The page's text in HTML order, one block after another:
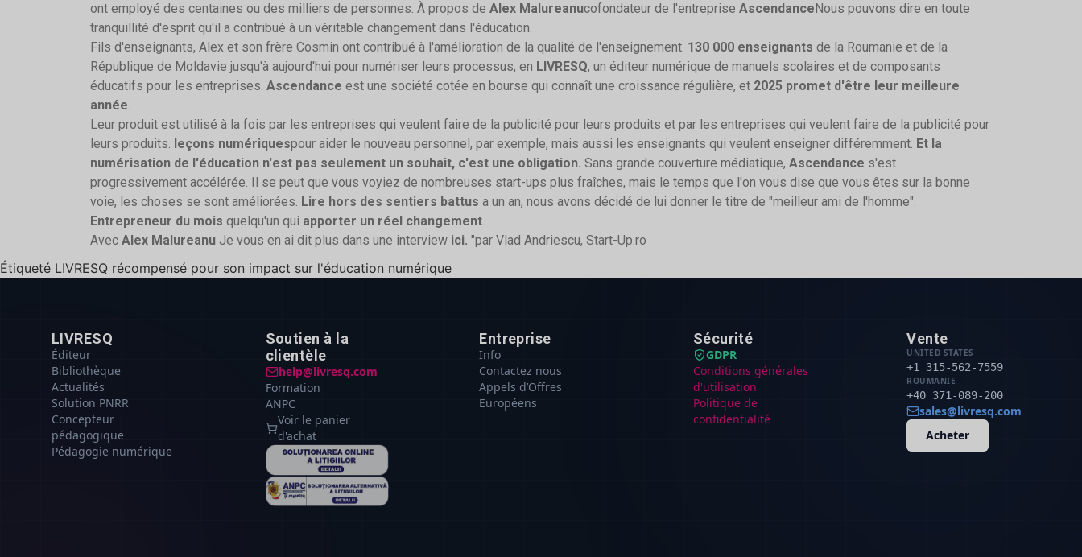
ont employé des centaines ou des milliers de personnes. À propos de Alex Malureanucofondateur de l'entreprise Ascendance Nous pouvons dire en toute
tranquillité d'esprit qu'il a contribué à un véritable changement dans l'éducation.
Fils d'enseignants, Alex et son frère Cosmin ont contribué à l'amélioration de la qualité de l'enseignement. 130 000 enseignants de la Roumanie et de la
République de Moldavie jusqu'à aujourd'hui pour numériser leurs processus, en LIVRESQ, un éditeur numérique de manuels scolaires et de composants
éducatifs pour les entreprises. Ascendance est une société cotée en bourse qui connaît une croissance régulière, et 2025 promet d'être leur meilleure
année.
Leur produit est utilisé à la fois par les entreprises qui veulent faire de la publicité pour leurs produits et par les entreprises qui veulent faire de la publicité pour
leurs produits. leçons numériquespour aider le nouveau personnel, par exemple, mais aussi les enseignants qui veulent enseigner différemment. Et la
numérisation de l'éducation n'est pas seulement un souhait, c'est une obligation. Sans grande couverture médiatique, Ascendance s'est
progressivement accélérée. Il se peut que vous voyiez de nombreuses start-ups plus fraîches, mais le temps que l'on vous dise que vous êtes sur la bonne
voie, les choses se sont améliorées. Lire hors des sentiers battus a un an, nous avons décidé de lui donner le titre de "meilleur ami de l'homme".
Entrepreneur du mois quelqu'un qui apporter un réel changement.
Avec Alex Malureanu Je vous en ai dit plus dans une interview ici. "par Vlad Andriescu, Start-Up.ro
Étiqueté LIVRESQ récompensé pour son impact sur l'éducation numérique
LIVRESQ
Éditeur
Bibliothèque
Actualités
Solution PNRR
Concepteur
pédagogique
Pédagogie numérique
Soutien à la
clientèle
help@livresq.com
Formation
ANPC
Voir le panier
d'achat
Entreprise
Info
Contactez nous
Appels d’Offres
Européens
Sécurité
GDPR
Conditions générales
d'utilisation
Politique de
confidentialité
Vente
UNITED STATES
+1 315-562-7559
ROUMANIE
+40 371-089-200
sales@livresq.com
Acheter